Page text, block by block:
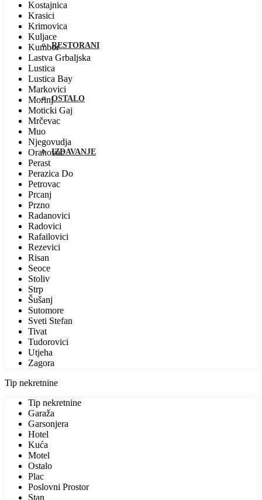
RESTORANI
OSTALO
IZDAVANJE
Kostajnica
Krasici
Krimovica
Kuljace
Kumbor
Lastva Grbaljska
Lustica
Lustica Bay
Markovici
Morinj
Moticki Gaj
Mrčevac
Muo
Njegovudja
Orahovac
Perast
Perazica Do
Petrovac
Prcanj
Przno
Radanovici
Radovici
Rafailovici
Rezevici
Risan
Seoce
Stoliv
Strp
Šušanj
Sutomore
Sveti Stefan
Tivat
Tudorovici
Utjeha
Zagora
Tip nekretnine
Tip nekretnine
Garaža
Garsonjera
Hotel
Kuća
Motel
Ostalo
Plac
Poslovni Prostor
Stan